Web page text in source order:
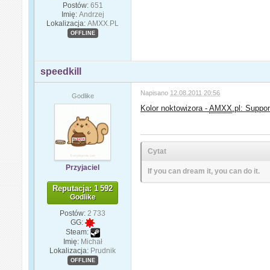
Postów: 651
Imię: Andrzej
Lokalizacja: AMXX.PL
OFFLINE
speedkill
Godlike
Przyjaciel
Reputacja: 1 592
Godlike
Postów: 2 733
GG:
Steam:
Imię: Michał
Lokalizacja: Prudnik
OFFLINE
Napisano 12.08.2011 20:56
Kolor noktowizora -AMXX .pl:
Cytat
If you can dream it, you can do it.